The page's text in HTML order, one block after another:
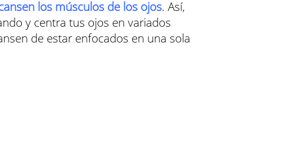
los músculos de los ojos. Así,
y centra tus ojos en variados
de estar enfocados en una sola